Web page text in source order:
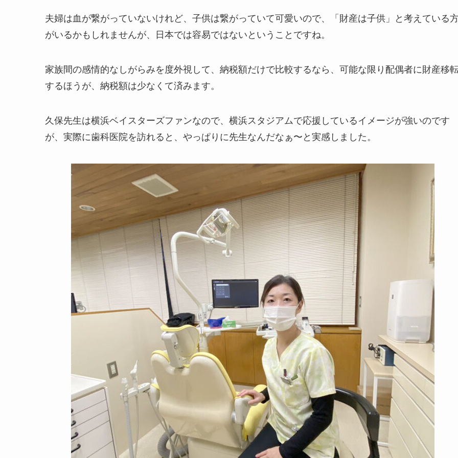
夫婦は血が繋がっていないけれど、子供は繋がっていて可愛いので、「財産は子供」と考えている
がいるかもしれませんが、日本では容易ではないということですね。
家族間の感情的なしがらみを度外視して、納税額だけで比較するなら、可能な限り配偶者に財産移
するほうが、納税額は少なくて済みます。
久保先生は横浜ベイスターズファンなので、横浜スタジアムで応援しているイメージが強いのです
が、実際に歯科医院を訪れると、やっぱりに先生なんだなぁ〜と実感しました。